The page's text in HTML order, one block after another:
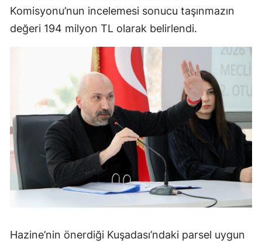
Komisyonu’nun incelemesi sonucu taşınmazın
değeri 194 milyon TL olarak belirlendi.
Hazine’nin önerdiği Kuşadası’ndaki parsel uygun